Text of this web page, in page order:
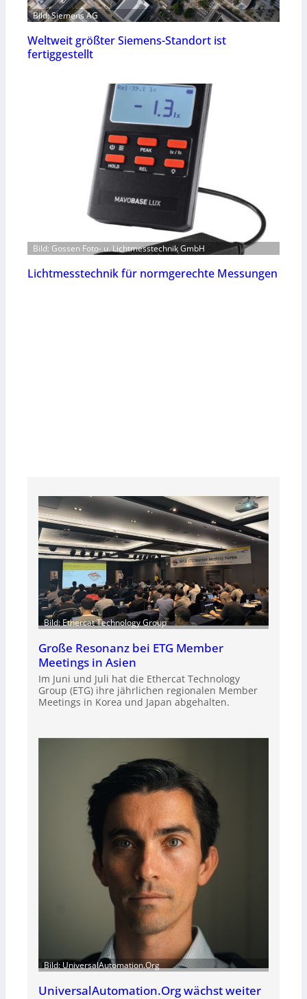
Bild: Siemens AG
Weltweit größter Siemens-Standort ist
fertiggestellt
Bild: Gossen Foto- u. Lichtmesstechnik GmbH
Lichtmesstechnik für normgerechte Messungen
Bild: Ethercat Technology Group
Große Resonanz bei ETG Member
Meetings in Asien
Im Juni und Juli hat die Ethercat Technology
Group (ETG) ihre jährlichen regionalen Member
Meetings in Korea und Japan abgehalten.
Bild: UniversalAutomation.Org
UniversalAutomation.Org wächst weiter